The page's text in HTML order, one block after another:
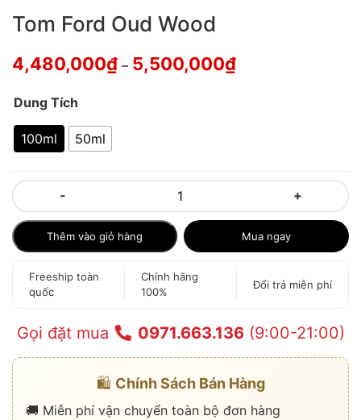
Tom Ford Oud Wood
4,480,000₫ – 5,500,000₫
Dung Tích
100ml 50ml
- +
Thêm vào giỏ hàng Mua ngay
Freeship toàn
quốc
Chính hãng
100%
Đổi trả miễn phí
Gọi đặt mua 0971.663.136(9:00-21:00)
🛍️ Chính Sách Bán Hàng
🚚 Miễn phí vận chuyển toàn bộ đơn hàng